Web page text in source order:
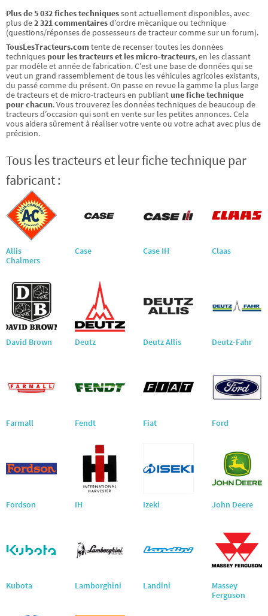
Plus de5 032fiches techniquessont actuellement disponibles, avec
plus de2 321commentairesd’ordre mécanique ou technique
(questions/réponses de possesseurs de tracteur comme sur un forum).
TousLesTracteurs.comtente de recenser toutes les données
techniques pour les tracteurs et les micro-tracteurs, en les classant
par modèle et année de fabrication. C’est une base de données qui se
veut un grand rassemblement de tous les véhicules agricoles existants,
du passé comme du présent. On passe en revue la gamme la plus large
de tracteurs et de micro-tracteurs en publiantune fiche technique
pour chacun. Vous trouverez les données techniques de beaucoup de
tracteurs d’occasion qui sont en vente sur les petites annonces. Cela
vous aidera sûrement à réaliser votre vente ou votre achat avec plus de
précision.
Tous les tracteurs et leur fiche technique par
fabricant :
Allis
Chalmers
Case Case IH Claas
David Brown Deutz Deutz Allis Deutz-Fahr
Farmall Fendt Fiat Ford
Fordson IH Izeki John Deere
Kubota Lamborghini Landini
Massey
Ferguson